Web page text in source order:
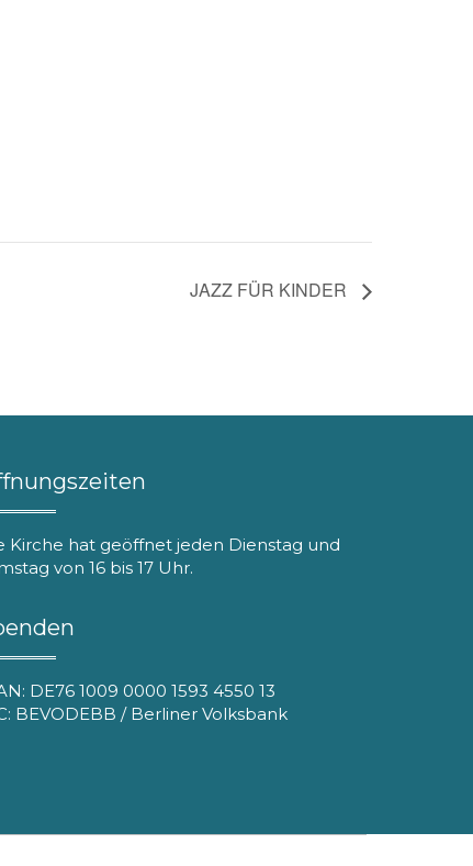
JAZZ FÜR KINDER
Kirche hat geöffnet jeden Dienstag und
von 16 bis 17 Uhr.
DE76 1009 0000 1593 4550 13
BEVODEBB / Berliner Volksbank